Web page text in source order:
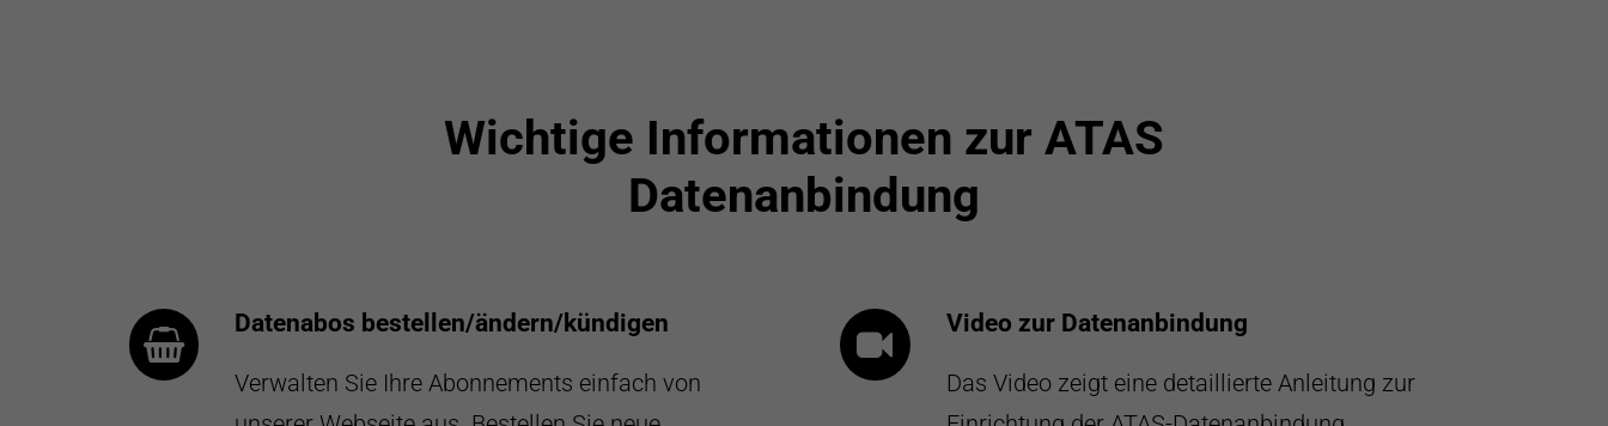
Wichtige Informationen zur ATAS
Datenanbindung
Datenabos bestellen/ändern/kündigen
Verwalten Sie Ihre Abonnements einfach von
Video zur Datenanbindung
Das Video zeigt eine detaillierte Anleitung zur